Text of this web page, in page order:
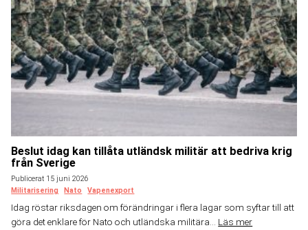
Beslut idag kan tillåta utländsk militär att bedriva krig
från Sverige
Publicerat 15 juni 2026
Militarisering
Nato Vapenexport
Idag röstar riksdagen om förändringar i flera lagar som syftar till att
göra det enklare för Nato och utländska militära... Läs mer